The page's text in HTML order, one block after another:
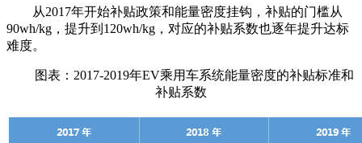
从2017年开始补贴政策和能量密度挂钩，补贴的门槛从
90wh/kg，提升到120wh/kg，对应的补贴系数也逐年提升达标
难度。
图表：2017-2019年EV乘用车系统能量密度的补贴标准和
补贴系数